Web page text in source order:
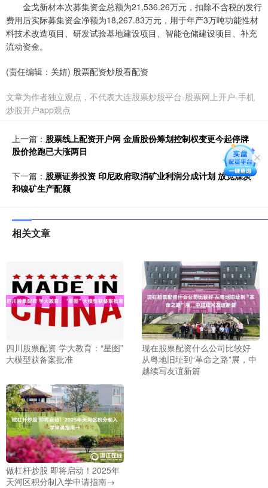
金戈新材本次募集资金总额为21,536.26万元，扣除不含税的发行
费用后实际募集资金净额为18,267.83万元，用于年产3万吨功能性材
料技术改造项目、研发试验基地建设项目、智能仓储建设项目、补充
流动资金。
(责任编辑：关婧) 股票配资炒股看配资
文章为作者独立观点，不代表大连股票炒股平台-股票网上开户-手机
炒股开户app观点
上一篇： 股票线上配资开户网 金盾股份筹划控制权变更今起停牌
股价抢跑已大涨两日
下一篇： 股票证券投资 印尼政府取消矿业利润分成计划 放宽煤炭
和镍矿生产配额
相关文章
四川股票配资 学大教育：“星图”
大模型获备案批准
现在股票配资什么公司比较好
从粤地旧址到“革命之路”展，中
越续写友谊新篇
做杠杆炒股 即将启动！2025年
天河区积分制入学申请指南→